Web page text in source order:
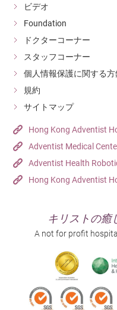
ビデオ
Foundation
ドクターコーナー
スタッフコーナー
個人情報保護に関する方
規約
サイトマップ
Hong Kong Adventist
Adventist Medical
Adventist Health
Hong Kong Adventist
キリストの癒
A not for profit